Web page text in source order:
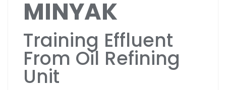
MINYAK
Training Effluent
From Oil Refining
Unit